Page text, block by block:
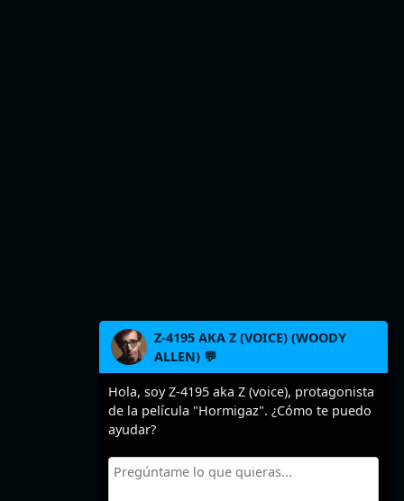
Z-4195 AKA Z (VOICE) (WOODY
ALLEN) 💬
Hola, soy Z-4195 aka Z (voice), protagonista
de la película "Hormigaz". ¿Cómo te puedo
ayudar?